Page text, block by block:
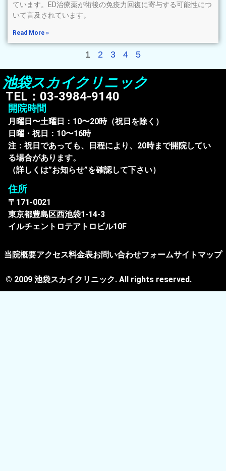
ています。ED治療薬が術後の免疫力回復に寄与する可能性につ
いて言及されています。
Read More »
1 2 3 4 5
池袋スカイクリニック
TEL：03-3984-9140
開院時間
月曜日〜土曜日：10〜20時（祝日を除く）
日曜・祝日：10〜16時
注：祝日であっても、日程により、20時まで開院してい
る場合があります。
（詳しくは”お知らせ”を確認して下さい）
住所
〒171-0021
東京都豊島区西池袋1-14-3
イルチェントロテアトロビル10F
当院概要アクセス料金表お問い合わせフォームサイトマップ
© 2009 池袋スカイクリニック. All rights reserved.